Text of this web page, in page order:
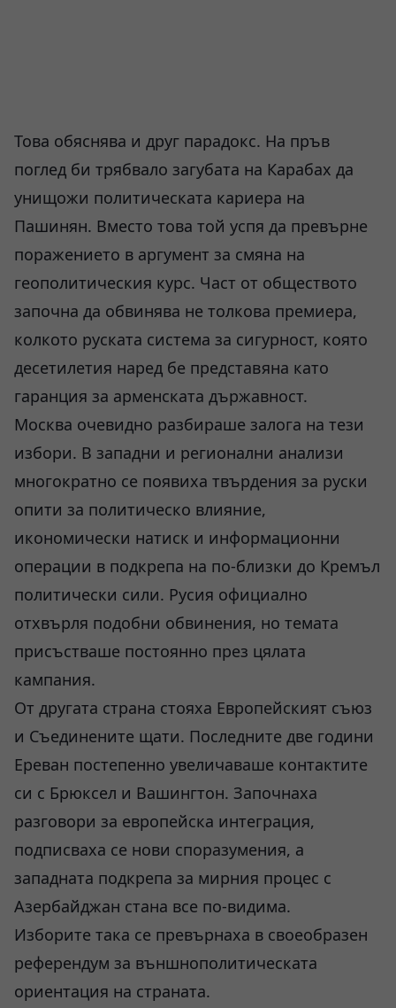
Това обяснява и друг парадокс. На пръв
поглед би трябвало загубата на Карабах да
унищожи политическата кариера на
Пашинян. Вместо това той успя да превърне
поражението в аргумент за смяна на
геополитическия курс. Част от обществото
започна да обвинява не толкова премиера,
колкото руската система за сигурност, която
десетилетия наред бе представяна като
гаранция за арменската държавност.
Москва очевидно разбираше залога на тези
избори. В западни и регионални анализи
многократно се появиха твърдения за руски
опити за политическо влияние,
икономически натиск и информационни
операции в подкрепа на по-близки до Кремъл
политически сили. Русия официално
отхвърля подобни обвинения, но темата
присъстваше постоянно през цялата
кампания.
От другата страна стояха Европейският съюз
и Съединените щати. Последните две години
Ереван постепенно увеличаваше контактите
си с Брюксел и Вашингтон. Започнаха
разговори за европейска интеграция,
подписваха се нови споразумения, а
западната подкрепа за мирния процес с
Азербайджан стана все по-видима.
Изборите така се превърнаха в своеобразен
референдум за външнополитическата
ориентация на страната.